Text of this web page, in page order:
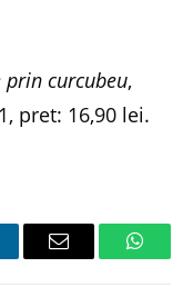
prin curcubeu,
pret: 16,90 lei.
Email